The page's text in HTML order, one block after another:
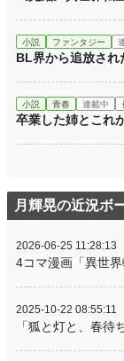
小説 ファンタジー
BL界から追放され
小説 青春 連載中
卒業した姉とこれ
月輝晃の近況ボ
2026-06-25 11:28:13
4コマ漫画「異世
2025-10-22 08:55:11
「狐と灯と、春待